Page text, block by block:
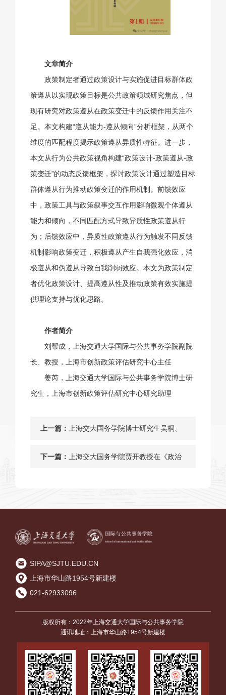
文章简介
政策制定者通过政策设计与实施促进目标群体政
策遵从以实现政策目标是公共政策领域研究焦点，但
现有研究对政策遵从在政策变迁中的反馈作用关注不
足。本文构建“遵从能力-遵从倾向”分析框架，从两个
维度的匹配程度揭示政策遵从异质性特征。进一步，
本文从行为公共政策视角构建“政策设计-政策遵从-政
策变迁”的动态反馈框架，探讨政策设计通过塑造目标
群体遵从行为推动政策变迁的作用机制。前馈效应
中，政策工具与政策叙事交互作用影响微观个体遵从
能力和倾向，不同匹配方式导致异质性政策遵从行
为；后馈效应中，异质性政策遵从行为触发不同反馈
机制影响政策变迁，积极遵从产生自我强化效应，消
极遵从和伪遵从导致自我削弱效应。本文为政策制定
者优化政策设计、提高遵从性及推动政策有效实施提
供理论支持与优化思路。
作者简介
刘帮成，上海交通大学国际与公共事务学院副院
长、教授，上海市创新政策评估研究中心主任
姜芮，上海交通大学国际与公共事务学院博士研
究生，上海市创新政策评估研究中心研究助理
上一篇： 上海交大国务学院博士研究生吴桐、
章莘燊与刘宏松教授在《世界经济与
下一篇： 上海交大国务学院贾开教授在《政治
SIPA@SJTU.EDU.CN
上海市华山路1954号新建楼
021-62933096
版权所有：2022年上海交通大学国际与公共事务学院
通讯地址：上海市华山路1954号新建楼